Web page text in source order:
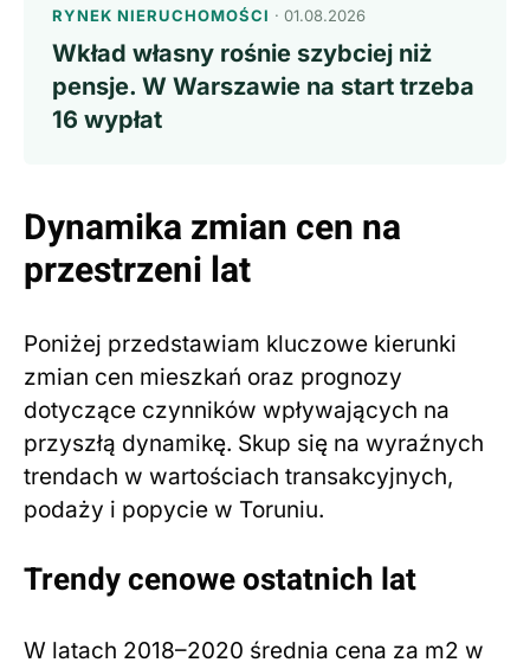
RYNEK NIERUCHOMOŚCI · 01.08.2026
Wkład własny rośnie szybciej niż
pensje. W Warszawie na start trzeba
16 wypłat
Dynamika zmian cen na
przestrzeni lat
Poniżej przedstawiam kluczowe kierunki
zmian cen mieszkań oraz prognozy
dotyczące czynników wpływających na
przyszłą dynamikę. Skup się na wyraźnych
trendach w wartościach transakcyjnych,
podaży i popycie w Toruniu.
Trendy cenowe ostatnich lat
W latach 2018–2020 średnia cena za m2 w